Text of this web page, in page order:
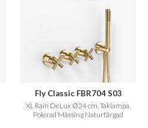
Fly Classic FBR704 S03
XL Rain DeLux Ø24 cm, Taklampa,
Polerad Mässing Naturfärgad